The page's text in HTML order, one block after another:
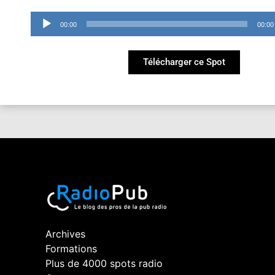
Lecteur00:00 00:00
Télécharger ce Spot
Archives
Formations
Plus de 4000 spots radio